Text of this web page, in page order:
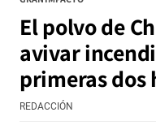
El polvo de
avivar
primeras dos
REDACCIÓN